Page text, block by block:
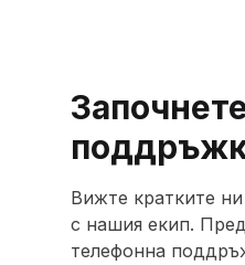
Вижте кратките
с нашия екип.
телефонна